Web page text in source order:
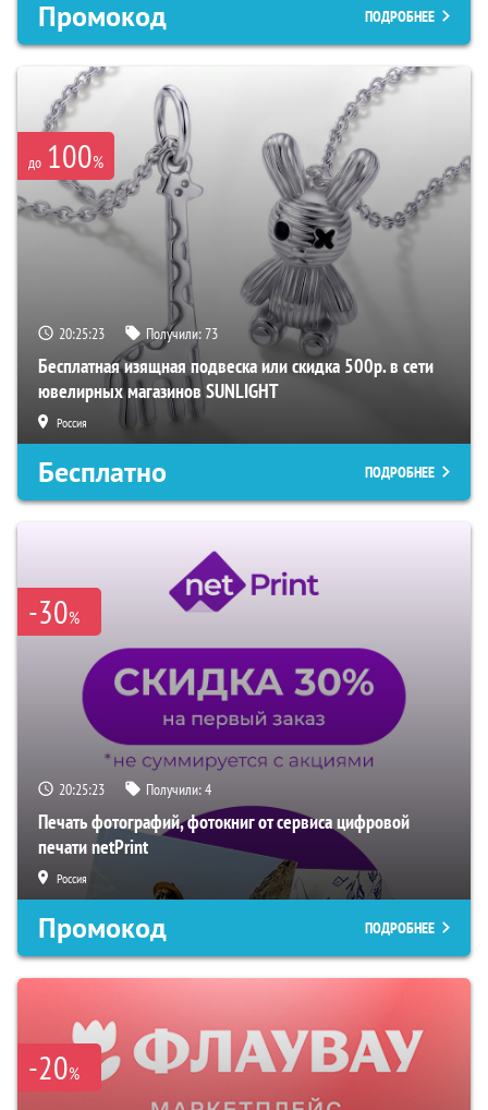
Промокод ПОДРОБНЕЕ
до 100%
20:25:22 Получили:73
Бесплатная изящная подвеска или скидка 500р. в сети
ювелирных магазинов SUNLIGHT
Россия
Бесплатно ПОДРОБНЕЕ
-30%
20:25:22 Получили:4
Печать фотографий, фотокниг от сервиса цифровой
печати netPrint
Россия
Промокод ПОДРОБНЕЕ
-20%